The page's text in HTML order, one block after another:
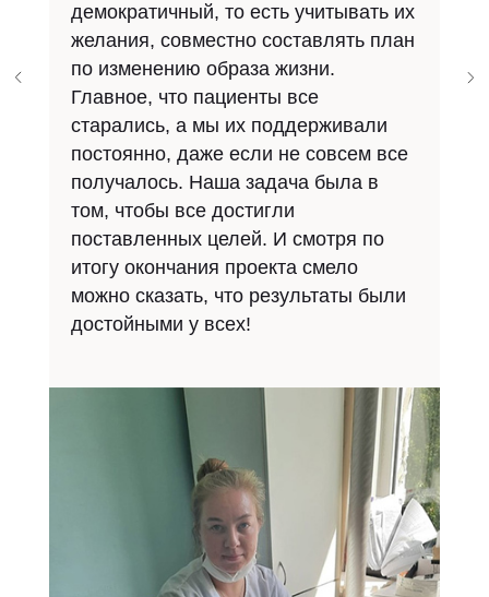
демократичный, то есть учитывать их
желания, совместно составлять план
по изменению образа жизни.
Главное, что пациенты все
старались, а мы их поддерживали
постоянно, даже если не совсем все
получалось. Наша задача была в
том, чтобы все достигли
поставленных целей. И смотря по
итогу окончания проекта смело
можно сказать, что результаты были
достойными у всех!